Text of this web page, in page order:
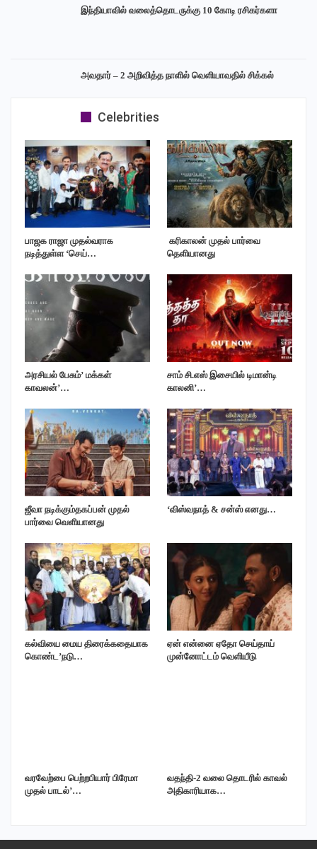
இந்தியாவில் வலைத்தொடருக்கு 10 கோடி ரசிகர்களா
அவதார் – 2 அறிவித்த நாளில் வெளியாவதில் சிக்கல்
Celebrities
பாஜக ராஜா முதல்வராக
நடித்துள்ள ‘செய்…
‎ கரிகாலன் முதல் பார்வை
தெளியானது
அரசியல் பேசும்’ மக்கள்
காவலன்’…
சாம் சி.எஸ் இசையில் டிமான்டி
காலனி’…
ஜீவா நடிக்கும்தகப்பன் முதல்
பார்வை வெளியானது
‘விஸ்வநாத் & சன்ஸ் எனது…
கல்வியை மைய திரைக்கதையாக
கொண்ட’நடு…
ஏன் என்னை ஏதோ செய்தாய்
முன்னோட்டம் வெளியீடு
வரவேற்பை பெற்றபியார் பிரேமா
முதல் பாடல்’…
வதந்தி-2 வலை தொடரில் காவல்
அதிகாரியாக…